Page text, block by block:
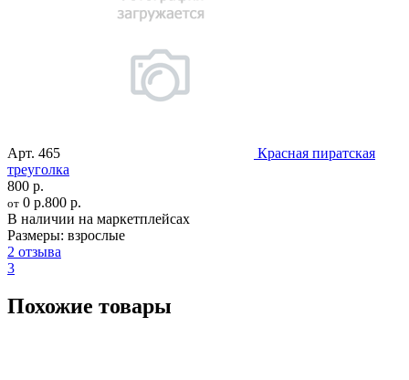
Арт. 465
Красная пиратская
треуголка
800 р.
от 0 р.800 р.
В наличии на маркетплейсах
Размеры: взрослые
2 отзыва
3
Похожие товары